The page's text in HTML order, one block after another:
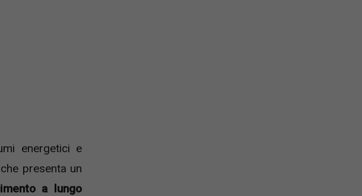
energetici e
presenta un
a lungo